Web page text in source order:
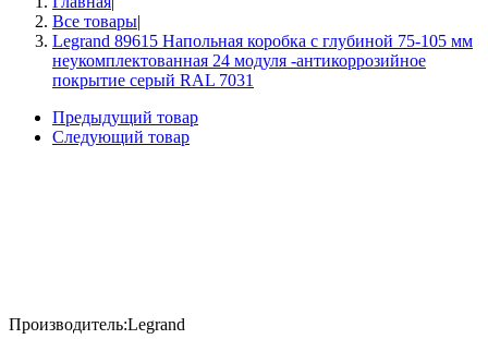
Все товары|
Legrand 89615 Напольная коробка с глубиной 75-105 мм
неукомплектованная 24 модуля -антикоррозийное
покрытие серый RAL 7031
Предыдущий товар
Следующий товар
Производитель:Legrand